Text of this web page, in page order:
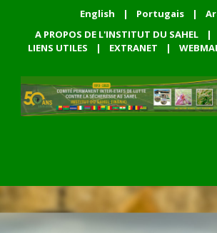
English | Portugais |
A PROPOS DE L'INSTITUT DU SAHEL
|
LIENS UTILES
| EXTRANET |